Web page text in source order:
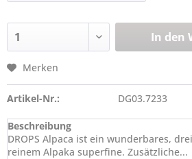
In den
Merken
Artikel-Nr.: DG03.7233
Beschreibung
DROPS Alpaca ist ein wunderbares,
reinem Alpaka superfine. Zusätzliche...